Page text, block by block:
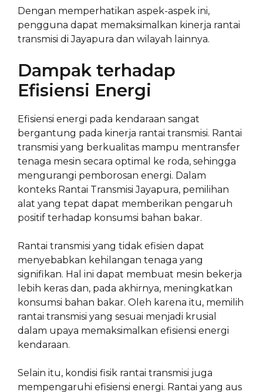
Dengan memperhatikan aspek-aspek ini,
pengguna dapat memaksimalkan kinerja rantai
transmisi di Jayapura dan wilayah lainnya.
Dampak terhadap
Efisiensi Energi
Efisiensi energi pada kendaraan sangat
bergantung pada kinerja rantai transmisi. Rantai
transmisi yang berkualitas mampu mentransfer
tenaga mesin secara optimal ke roda, sehingga
mengurangi pemborosan energi. Dalam
konteks Rantai Transmisi Jayapura, pemilihan
alat yang tepat dapat memberikan pengaruh
positif terhadap konsumsi bahan bakar.
Rantai transmisi yang tidak efisien dapat
menyebabkan kehilangan tenaga yang
signifikan. Hal ini dapat membuat mesin bekerja
lebih keras dan, pada akhirnya, meningkatkan
konsumsi bahan bakar. Oleh karena itu, memilih
rantai transmisi yang sesuai menjadi krusial
dalam upaya memaksimalkan efisiensi energi
kendaraan.
Selain itu, kondisi fisik rantai transmisi juga
mempengaruhi efisiensi energi. Rantai yang aus